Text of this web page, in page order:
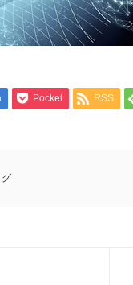
Pocket RSS